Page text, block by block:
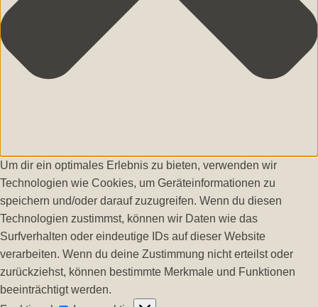
Um dir ein optimales Erlebnis zu bieten, verwenden wir
Technologien wie Cookies, um Geräteinformationen zu
speichern und/oder darauf zuzugreifen. Wenn du diesen
Technologien zustimmst, können wir Daten wie das
Surfverhalten oder eindeutige IDs auf dieser Website
verarbeiten. Wenn du deine Zustimmung nicht erteilst oder
zurückziehst, können bestimmte Merkmale und Funktionen
beeinträchtigt werden.